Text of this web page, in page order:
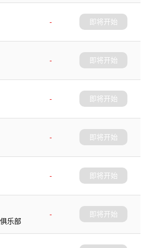
-
即将开始
-
即将开始
-
即将开始
-
即将开始
-
即将开始
-
乐部
即将开始